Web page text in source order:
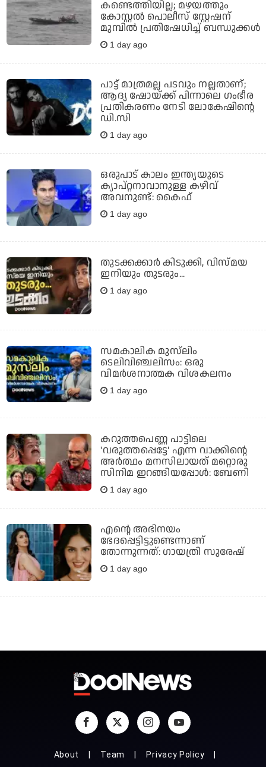
കണ്ടെത്തിയില്ല; മഴയത്തും
കോസ്റ്റല്‍ പൊലീസ് സ്റ്റേഷന്
മുമ്പില്‍ പ്രതിഷേധിച്ച് ബന്ധുക്കള്‍
1 day ago
പാട്ട് മാത്രമല്ല പടവും നല്ലതാണ്;
ആദ്യ ഷോയ്ക്ക് പിന്നാലെ ഗംഭീര
പ്രതികരണം നേടി ലോകേഷിന്റെ
ഡി.സി
1 day ago
ഒരുപാട് കാലം ഇന്ത്യയുടെ
ക്യാപ്റ്റനാവാനുള്ള കഴിവ്
അവനുണ്ട്: കൈഫ്
1 day ago
തുടക്കക്കാര്‍ കിടുക്കി, വിസ്മയ
ഇനിയും തുടരും...
1 day ago
സമകാലിക മുസ്‌ലിം
ടെലിവിഞ്ചലിസം: ഒരു
വിമര്‍ശനാത്മക വിശകലനം
1 day ago
കറുത്തപെണ്ണ പാട്ടിലെ
'വരുത്തപ്പെട്ടേ' എന്ന വാക്കിന്റെ
അർത്ഥം മനസിലായത് മറ്റൊരു
സിനിമ ഇറങ്ങിയപ്പോൾ: ബേണി
1 day ago
എന്റെ അഭിനയം
ഭേദപ്പെട്ടിട്ടുണ്ടെന്നാണ്
തോന്നുന്നത്: ഗായത്രി സുരേഷ്
1 day ago
About Team Privacy Policy